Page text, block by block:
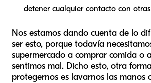
detener cualquier contacto con
Nos estamos dando cuenta de lo
ser esto, porque todavía
supermercado a comprar comida o
sentimos mal. Dicho esto, otra
protegernos es lavarnos las manos